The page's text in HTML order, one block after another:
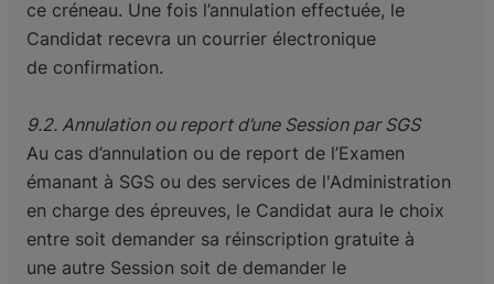
ce créneau. Une fois l’annulation effectuée, le
Candidat recevra un courrier électronique
de confirmation.
9.2. Annulation ou report d’une Session par SGS
Au cas d’annulation ou de report de l’Examen
émanant à SGS ou des services de l'Administration
en charge des épreuves, le Candidat aura le choix
entre soit demander sa réinscription gratuite à
une autre Session soit de demander le